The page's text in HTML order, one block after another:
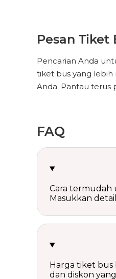
Pesan
Pencarian Anda
tiket bus yang
Anda. Pantau terus
FAQ
Cara termudah
Masukkan
Harga tiket bus
dan diskon